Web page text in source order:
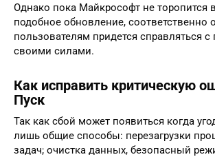
Однако пока Майкрософт не торопится
подобное обновление,
пользователям придется справляться
своими силами.
Как исправить критическую
Пуск
Так как сбой может появиться когда
лишь общие способы: перезагрузки
задач; очистка данных, безопасный